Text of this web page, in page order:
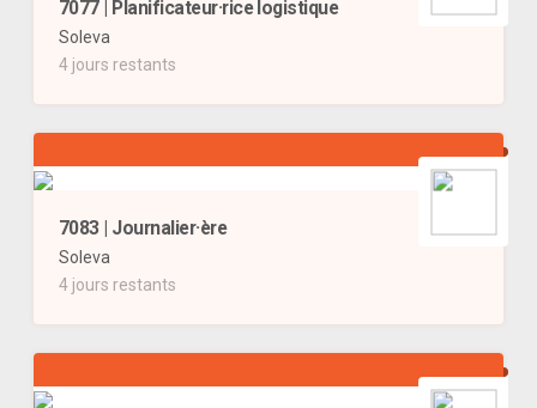
7077 | Planificateur·rice logistique
Soleva
4 jours restants
7083 | Journalier·ère
Soleva
4 jours restants